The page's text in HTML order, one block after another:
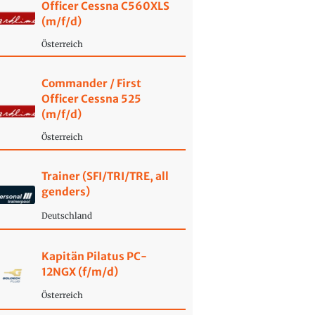
Officer Cessna C560XLS
(m/f/d)
Österreich
Commander / First
Officer Cessna 525
(m/f/d)
Österreich
Trainer (SFI/TRI/TRE, all
genders)
Deutschland
Kapitän Pilatus PC-
12NGX (f/m/d)
Österreich